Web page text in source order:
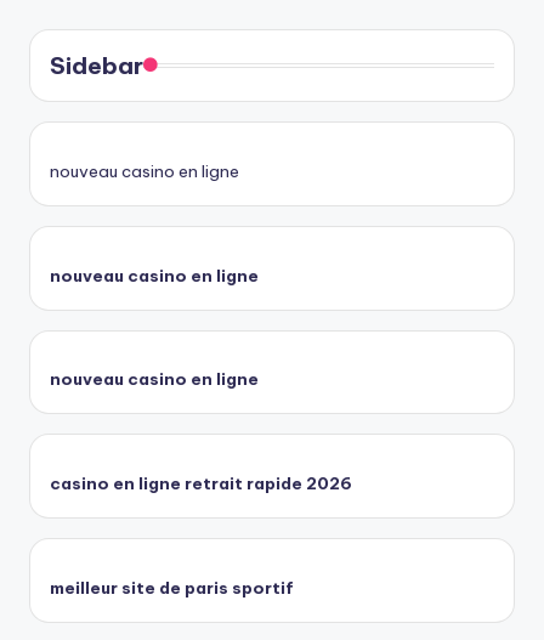
pagination
Sidebar
nouveau casino en ligne
nouveau casino en ligne
nouveau casino en ligne
casino en ligne retrait rapide 2026
meilleur site de paris sportif